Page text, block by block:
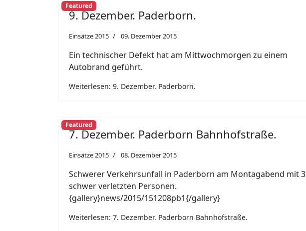
Featured
9. Dezember. Paderborn.
Einsätze 2015 09. Dezember 2015
Ein technischer Defekt hat am Mittwochmorgen zu einem
Autobrand geführt.
Weiterlesen: 9. Dezember. Paderborn.
Featured
7. Dezember. Paderborn Bahnhofstraße.
Einsätze 2015 08. Dezember 2015
Schwerer Verkehrsunfall in Paderborn am Montagabend mit 3
schwer verletzten Personen.
{gallery}news/2015/151208pb1{/gallery}
Weiterlesen: 7. Dezember. Paderborn Bahnhofstraße.